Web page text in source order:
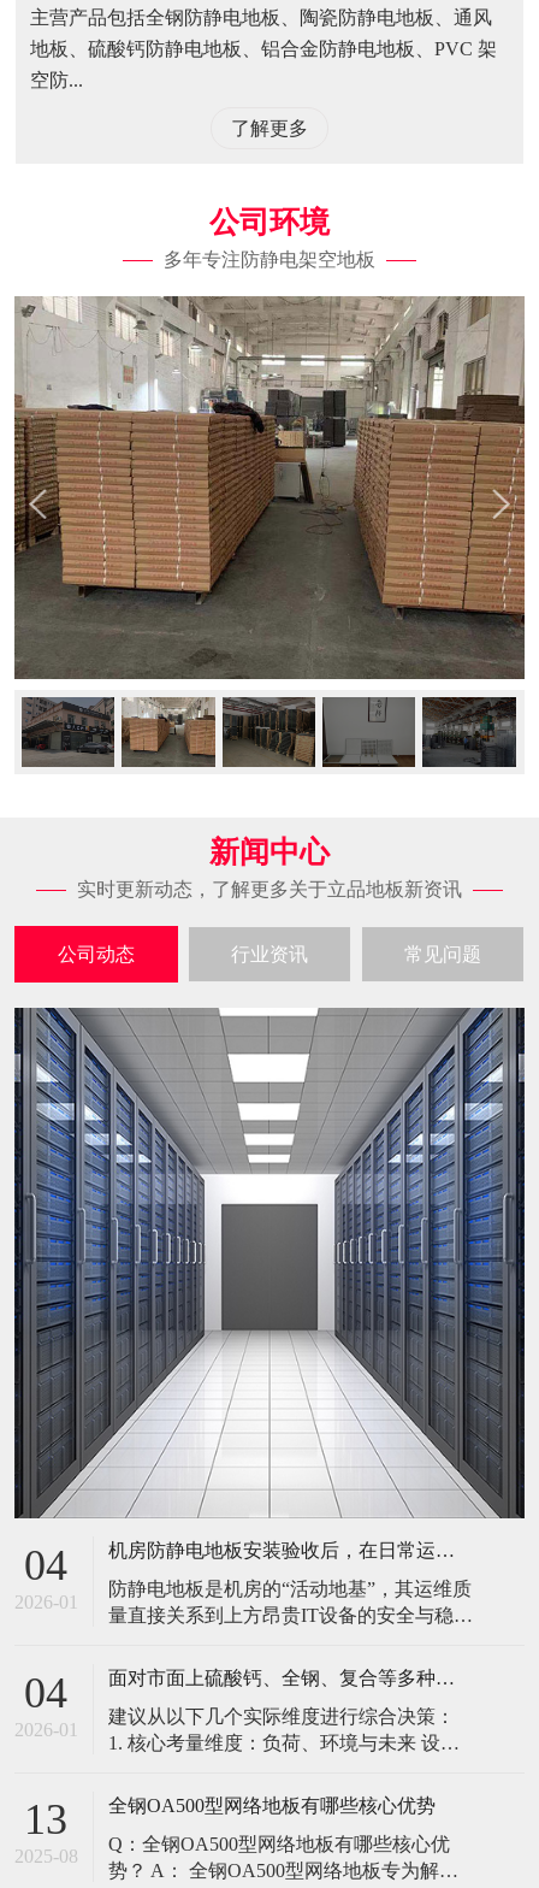
主营产品包括全钢防静电地板、陶瓷防静电地板、通风
地板、硫酸钙防静电地板、铝合金防静电地板、PVC 架
空防...
了解更多
公司环境
多年专注防静电架空地板
新闻中心
实时更新动态，了解更多关于立品地板新资讯
公司动态 行业资讯 常见问题
04
2026-01
机房防静电地板安装验收后，在日常运维中常常被忽视。请问，一套规范的、可操作的维护规程应包含哪些内容？有哪些“小问题”若不及时处理，会演变成“大故障”？
防静电地板是机房的“活动地基”，其运维质
量直接关系到上方昂贵IT设备的安全与稳
修，是保障其长期可靠的关键。 1. 建立分
由值班工程师执行）： 观： 巡检时观察地
面有无明显的水渍、油污或其它液体泼
04
2026-01
面对市面上硫酸钙、全钢、复合等多种类型的机房防静电地板，我们该如何科学选型？除了预算，更应该从哪些实际维度进行考量，以避免“过度配置”或“配置不足”？
建议从以下几个实际维度进行综合决策：
1. 核心考量维度：负荷、环境与未来 设备
您必须计算机房规划区域内最重设备的单
点载荷（通常指服务器机柜的支脚压
力）。 轻型机房（标准服务器/网络柜）：
单点载荷通常在1960N，主流的优质复合地
13
2025-08
全钢OA500型网络地板有哪些核心优势
Q：全钢OA500型网络地板有哪些核心优
势？ A： 全钢OA500型网络地板专为解决